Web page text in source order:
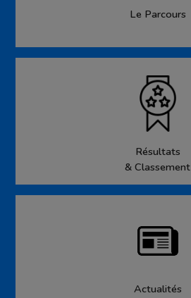
Le Parcours
Résultats
& Classement
Actualités